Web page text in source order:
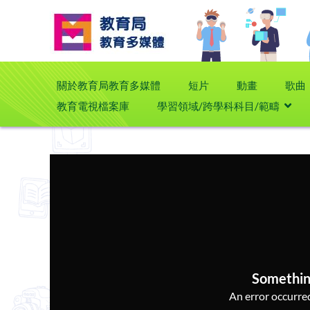
關於教育局教育多媒體 短片 動畫
歌曲
教育電視檔案庫
學習領域/跨學科科目/範疇
An error